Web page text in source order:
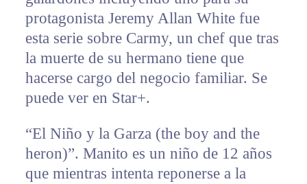
protagonista Jeremy Allan White fue
esta serie sobre Carmy, un chef que tras
la muerte de su hermano tiene que
hacerse cargo del negocio familiar. Se
puede ver en Star+.
“El Niño y la Garza (the boy and the
heron)”. Manito es un niño de 12 años
que mientras intenta reponerse a la